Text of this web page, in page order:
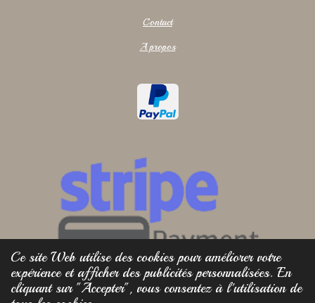
Ce site Web utilise des cookies pour améliorer votre
expérience et afficher des publicités personnalisées. En
cliquant sur "Accepter", vous consentez à l'utilisation de
Contact
A propos